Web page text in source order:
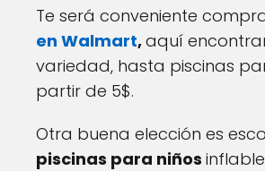
Te será conveniente
en Walmart,aquí
variedad, hasta piscinas
partir de 5$.
Otra buena elección es
piscinas para niños